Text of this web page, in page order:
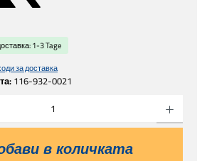
за доставка
116-932-0021
1-3 Tage
в количката